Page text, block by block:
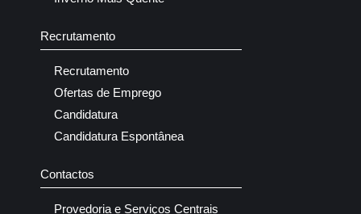
Recrutamento
Recrutamento
Ofertas de Emprego
Candidatura
Candidatura Espontânea
Contactos
Provedoria e Serviços Centrais